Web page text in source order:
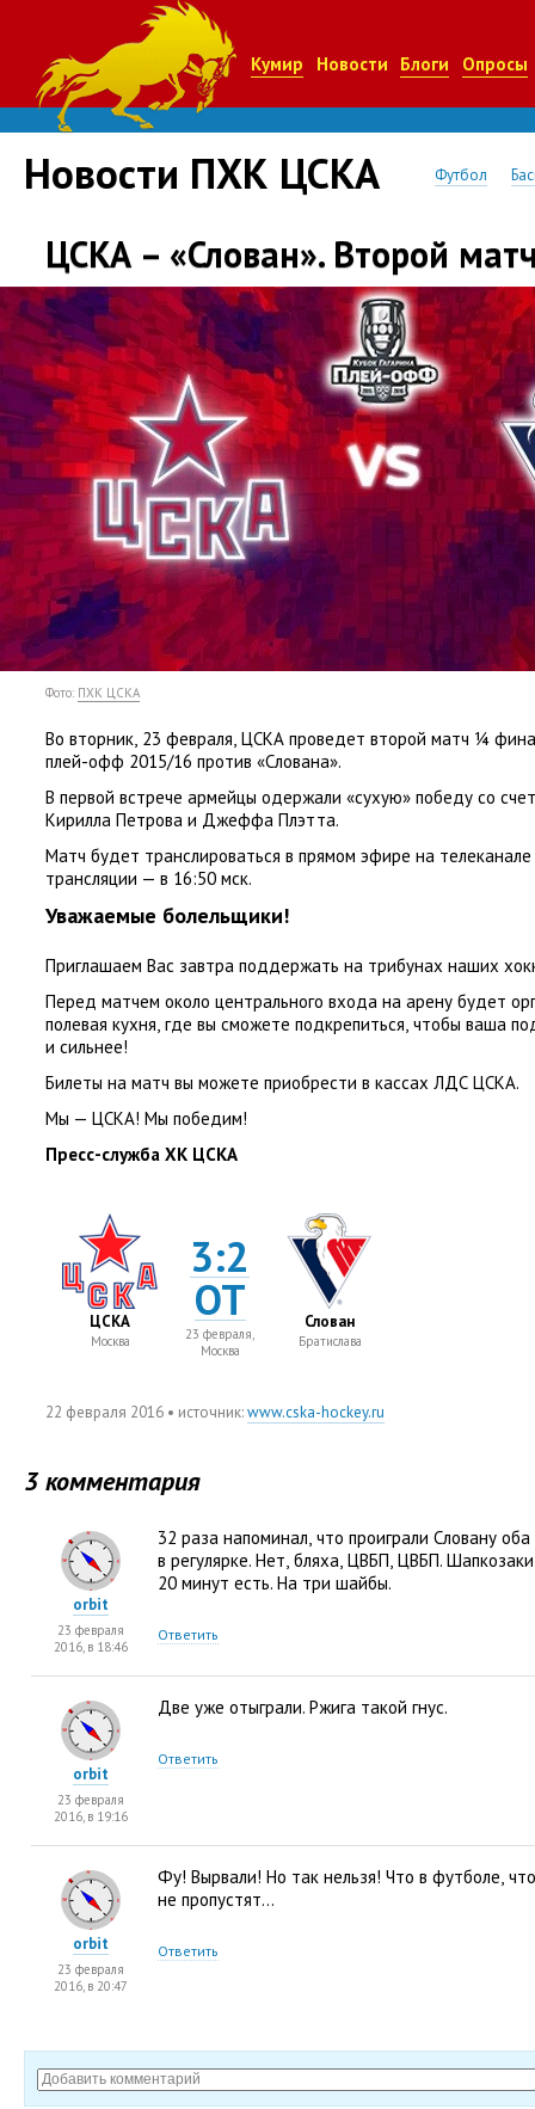
Кумир Новости Блоги Опросы
Новости ПХК ЦСКА Футбол
ЦСКА – «Слован». Второй
Фото: ПХК ЦСКА
Во вторник, 23 февраля, ЦСКА проведет второй матч ¼
плей-офф 2015/16 против «Слована».
В первой встрече армейцы одержали «сухую» победу со
Кирилла Петрова и Джеффа Плэтта.
Матч будет транслироваться в прямом эфире на
трансляции — в 16:50 мск.
Уважаемые болельщики!
Приглашаем Вас завтра поддержать на трибунах наших
Перед матчем около центрального входа на арену будет
полевая кухня, где вы сможете подкрепиться, чтобы ваша
и сильнее!
Билеты на матч вы можете приобрести в кассах ЛДС ЦСКА.
Мы — ЦСКА! Мы победим!
Пресс-служба ХК ЦСКА
ЦСКА
Москва
3:2
ОТ
23 февраля,
Москва
Слован
Братислава
22 февраля 2016 • источник:www.cska-hockey.ru
3 комментария
32 раза напоминал, что проиграли Словану
в регулярке. Нет, бляха, ЦВБП, ЦВБП.
20 минут есть. На три шайбы.
Ответить
orbit
23 февраля
2016, в 18:46
Две уже отыграли. Ржига такой гнус.
Ответить
orbit
23 февраля
2016, в 19:16
Фу! Вырвали! Но так нельзя! Что в футболе,
не пропустят…
Ответить
orbit
23 февраля
2016, в 20:47